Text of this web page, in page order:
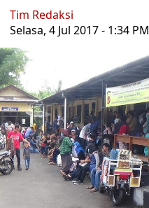
Tim Redaksi
Selasa, 4 Jul 2017 - 1:34 PM